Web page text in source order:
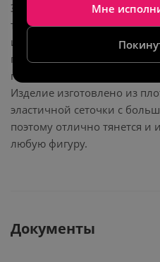
Этот эротический наряд
трусики с изящными
и топ с завязками на шее.
переплетающихся нитей,
пикантные части тела,
Изделие изготовлено из
эластичной сеточки с
поэтому отлично тянется и
любую фигуру.
Документы
Мне